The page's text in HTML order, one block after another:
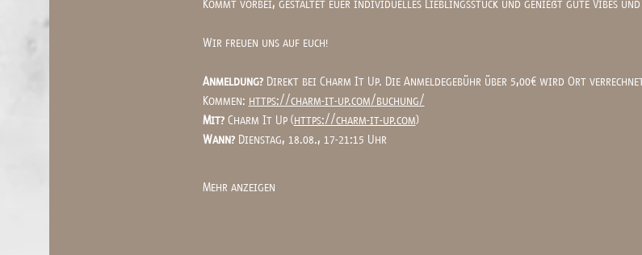
Kommt vorbei, gestaltet euer individuelles Lieblingsstück und genießt gute Vibes
Wir freuen uns auf euch!
Anmeldung? Direkt bei Charm It Up. Die Anmeldegebühr über 5,00€ wird Ort
Kommen: https://charm-it-up.com/buchung/
Mit? Charm It Up (https://charm-it-up.com)
Wann? Dienstag, 18.08., 17-21:15 Uhr
Mehr anzeigen